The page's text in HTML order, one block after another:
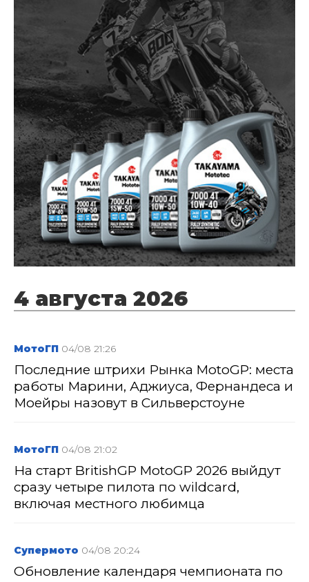
4 августа 2026
МотоГП 04/08 21:26
Последние штрихи Рынка MotoGP: места
работы Марини, Аджиуса, Фернандеса и
Моейры назовут в Сильверстоуне
МотоГП 04/08 21:02
На старт BritishGP MotoGP 2026 выйдут
сразу четыре пилота по wildcard,
включая местного любимца
Супермото 04/08 20:24
Обновление календаря чемпионата по